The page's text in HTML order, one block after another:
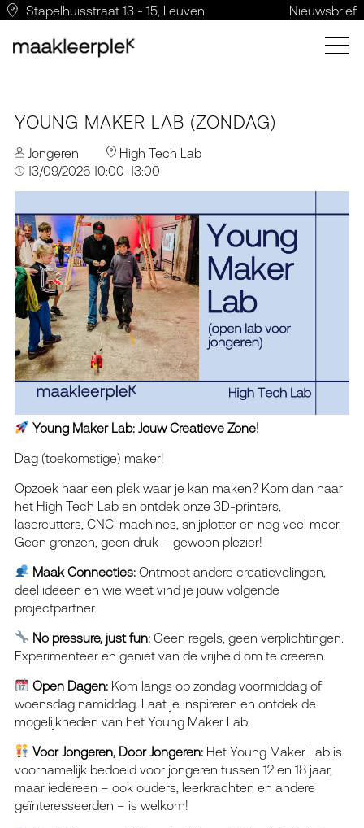
Stapelhuisstraat 13 - 15, Leuven Nieuwsbrief
YOUNG MAKER LAB (ZONDAG)
Jongeren
High Tech Lab
13/09/2026 10:00-13:00
Young Maker Lab: Jouw Creatieve Zone!
Dag (toekomstige) maker!
Opzoek naar een plek waar je kan maken? Kom dan naar
het High Tech Lab en ontdek onze 3D-printers,
lasercutters, CNC-machines, snijplotter en nog veel meer.
Geen grenzen, geen druk – gewoon plezier!
Maak Connecties: Ontmoet andere creatievelingen,
deel ideeën en wie weet vind je jouw volgende
projectpartner.
No pressure, just fun: Geen regels, geen verplichtingen.
Experimenteer en geniet van de vrijheid om te creëren.
Open Dagen: Kom langs op zondag voormiddag of
woensdag namiddag. Laat je inspireren en ontdek de
mogelijkheden van het Young Maker Lab.
Voor Jongeren, Door Jongeren: Het Young Maker Lab is
voornamelijk bedoeld voor jongeren tussen 12 en 18 jaar,
maar iedereen – ook ouders, leerkrachten en andere
geïnteresseerden – is welkom!